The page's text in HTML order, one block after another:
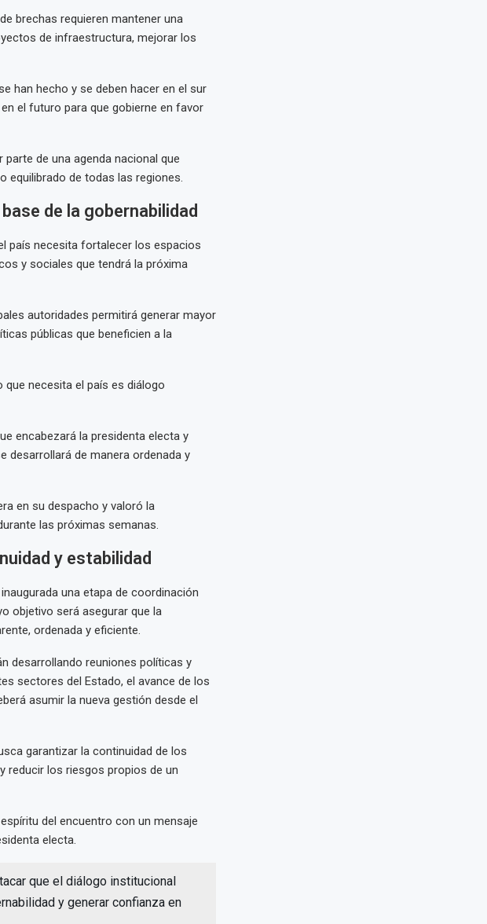
brechas requieren mantener una
de infraestructura, mejorar los
han hecho y se deben hacer en el sur
el futuro para que gobierne en favor
de una agenda nacional que
equilibrado de todas las regiones.
de la gobernabilidad
país necesita fortalecer los espacios
y sociales que tendrá la próxima
autoridades permitirá generar mayor
públicas que beneficien a la
necesita el país es diálogo
encabezará la presidenta electa y
desarrollará de manera ordenada y
en su despacho y valoró la
las próximas semanas.
y estabilidad
una etapa de coordinación
objetivo será asegurar que la
ordenada y eficiente.
desarrollando reuniones políticas y
sectores del Estado, el avance de los
asumir la nueva gestión desde el
garantizar la continuidad de los
reducir los riesgos propios de un
del encuentro con un mensaje
electa.
que el diálogo institucional
y generar confianza en